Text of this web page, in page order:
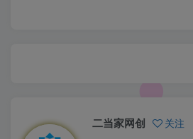
二当家网创 关注